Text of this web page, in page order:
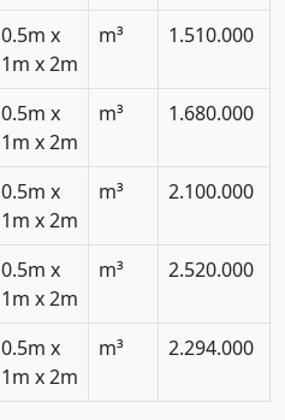
0.5m x
1m x 2m
m³ 1.510.000
0.5m x
1m x 2m
m³ 1.680.000
0.5m x
1m x 2m
m³ 2.100.000
0.5m x
1m x 2m
m³ 2.520.000
0.5m x
1m x 2m
m³ 2.294.000